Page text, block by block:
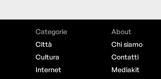
Categorie
Città
Cultura
Internet
About
Chi siamo
Contatti
Mediakit